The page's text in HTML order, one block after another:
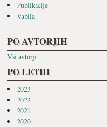
Publikacije
Vabila
PO AVTORJIH
Vsi avtorji
PO LETIH
2023
2022
2021
2020